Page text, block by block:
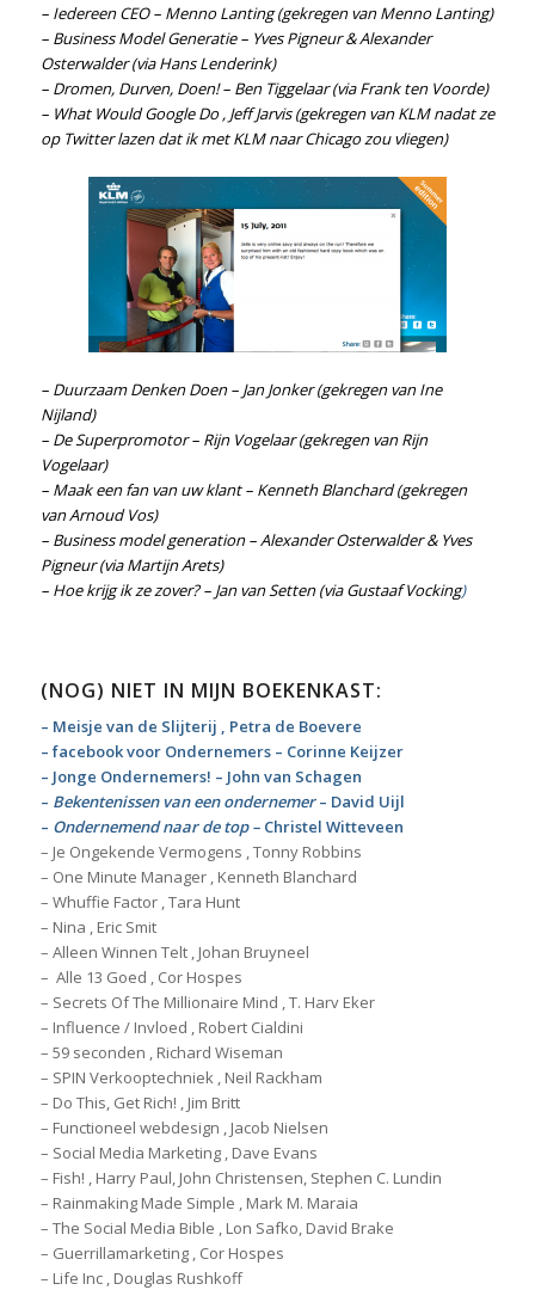
– Iedereen CEO – Menno Lanting(gekregen vanMenno Lanting)
– Business Model Generatie – Yves Pigneur & Alexander
Osterwalder(viaHans Lenderink)
– Dromen, Durven, Doen! – Ben Tiggelaar (viaFrank ten Voorde)
– What Would Google Do , Jeff Jarvis(gekregen vanKLMnadat ze
op Twitter lazen dat ik met KLM naar Chicago zou vliegen)
– Duurzaam Denken Doen – Jan Jonker (gekregen van Ine
Nijland)
– De Superpromotor – Rijn Vogelaar(gekregen van Rijn
Vogelaar)
– Maak een fan van uw klant – Kenneth Blanchard(gekregen
vanArnoud Vos)
– Business model generation – Alexander Osterwalder & Yves
Pigneur(viaMartijn Arets)
– Hoe krijg ik ze zover? – Jan van Setten (viaGustaaf Vocking)
(NOG) NIET IN MIJN BOEKENKAST:
– Meisje van de Slijterij , Petra de Boevere
– facebook voor Ondernemers – Corinne Keijzer
– Jonge Ondernemers! – John van Schagen
– Bekentenissen van een ondernemer– David Uijl
– Ondernemend naar de top – Christel Witteveen
– Je Ongekende Vermogens , Tonny Robbins
– One Minute Manager , Kenneth Blanchard
– Whuffie Factor , Tara Hunt
– Nina , Eric Smit
– Alleen Winnen Telt , Johan Bruyneel
– Alle 13 Goed , Cor Hospes
– Secrets Of The Millionaire Mind , T. Harv Eker
– Influence / Invloed , Robert Cialdini
– 59 seconden , Richard Wiseman
– SPIN Verkooptechniek , Neil Rackham
– Do This, Get Rich! , Jim Britt
– Functioneel webdesign , Jacob Nielsen
– Social Media Marketing , Dave Evans
– Fish! , Harry Paul, John Christensen, Stephen C. Lundin
– Rainmaking Made Simple , Mark M. Maraia
– The Social Media Bible , Lon Safko, David Brake
– Guerrillamarketing , Cor Hospes
– Life Inc , Douglas Rushkoff